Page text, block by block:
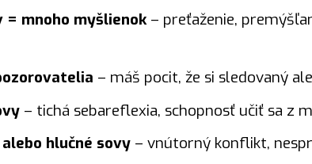
= mnoho myšlienok– preťaženie,
– máš pocit, že si sledovaný
– tichá sebareflexia, schopnosť učiť sa z
hlučné sovy– vnútorný konflikt,